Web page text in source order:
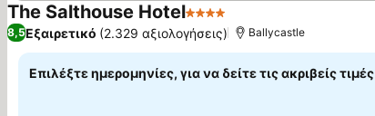
The Salthouse Hotel4 Αστέρια
8,5Εξαιρετικό (2.329 αξιολογήσεις) Ballycastle
Επιλέξτε ημερομηνίες, για να δείτε τις ακριβείς τιμές